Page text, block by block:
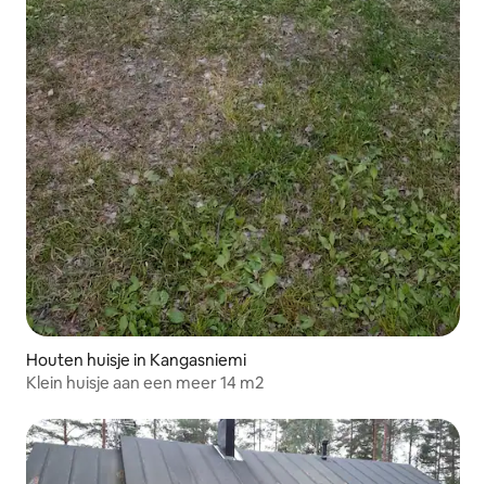
Houten huisje in Kangasniemi
Klein huisje aan een meer 14 m2